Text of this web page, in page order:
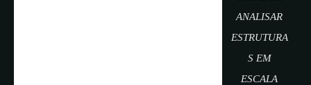
ANALISAR
ESTRUTURA
S EM
ESCALA